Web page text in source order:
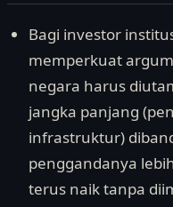
Bagi investor
memperkuat
negara harus
jangka panjang
infrastruktur)
penggandanya
terus naik tanpa